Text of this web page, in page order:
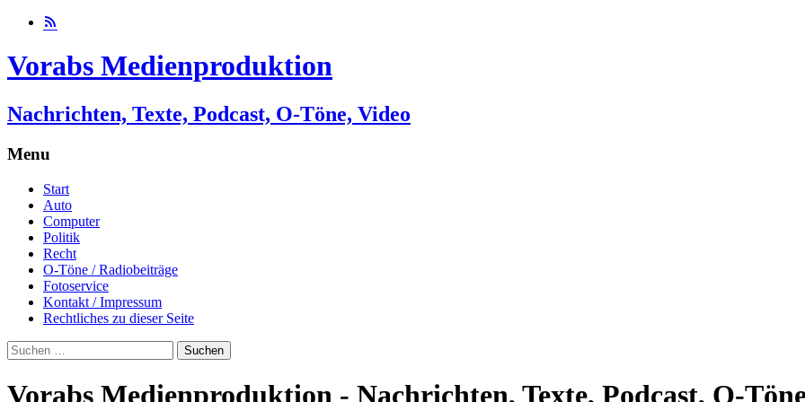
Vorabs Medienproduktion
Nachrichten, Texte, Podcast, O-Töne, Video
Menu
Skip
content
Start
Auto
Computer
Politik
Recht
O-Töne / Radiobeiträge
Fotoservice
Kontakt / Impressum
Rechtliches zu dieser Seite
Suchen
nach:
Vorabs Medienproduktion - Nachrichten, Texte, Podcast, O-